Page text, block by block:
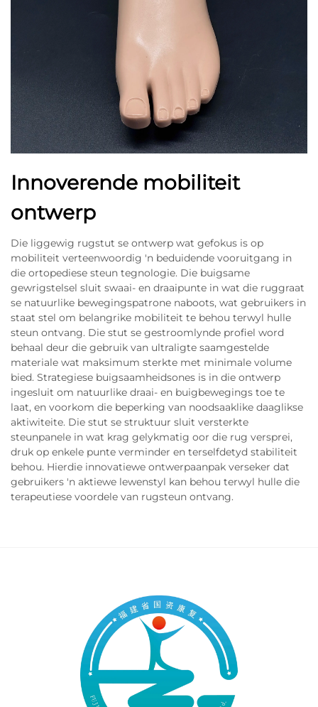
Innoverende mobiliteit
ontwerp
Die liggewig rugstut se ontwerp wat gefokus is op
mobiliteit verteenwoordig 'n beduidende vooruitgang in
die ortopediese steun tegnologie. Die buigsame
gewrigstelsel sluit swaai- en draaipunte in wat die ruggraat
se natuurlike bewegingspatrone naboots, wat gebruikers in
staat stel om belangrike mobiliteit te behou terwyl hulle
steun ontvang. Die stut se gestroomlynde profiel word
behaal deur die gebruik van ultraligte saamgestelde
materiale wat maksimum sterkte met minimale volume
bied. Strategiese buigsaamheidsones is in die ontwerp
ingesluit om natuurlike draai- en buigbewegings toe te
laat, en voorkom die beperking van noodsaaklike daaglikse
aktiwiteite. Die stut se struktuur sluit versterkte
steunpanele in wat krag gelykmatig oor die rug versprei,
druk op enkele punte verminder en terselfdetyd stabiliteit
behou. Hierdie innovatiewe ontwerpaanpak verseker dat
gebruikers 'n aktiewe lewenstyl kan behou terwyl hulle die
terapeutiese voordele van rugsteun ontvang.